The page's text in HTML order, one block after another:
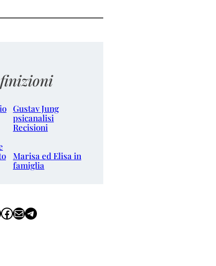
Gustav Jung
psicanalisi
Recisioni
Marisa ed Elisa in
famiglia
Facebook Email Telegram